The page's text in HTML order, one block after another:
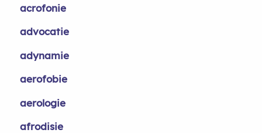
acrofonie
advocatie
adynamie
aerofobie
aerologie
afrodisie